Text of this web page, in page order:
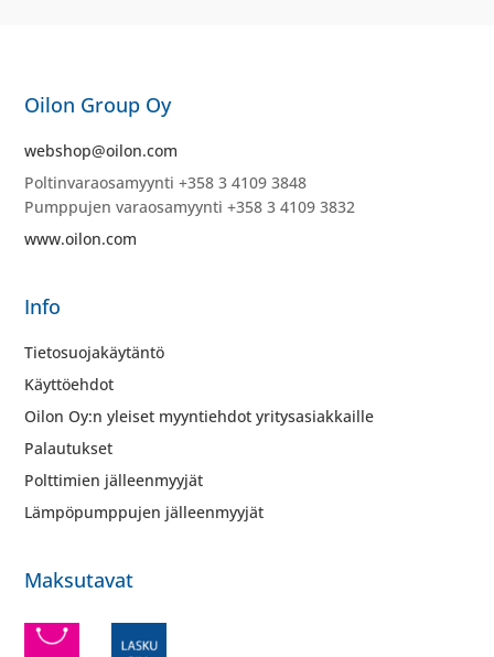
Oilon Group Oy
webshop@oilon.com
Poltinvaraosamyynti +358 3 4109 3848
Pumppujen varaosamyynti +358 3 4109 3832
www.oilon.com
Info
Tietosuojakäytäntö
Käyttöehdot
Oilon Oy:n yleiset myyntiehdot yritysasiakkaille
Palautukset
Polttimien jälleenmyyjät
Lämpöpumppujen jälleenmyyjät
Maksutavat